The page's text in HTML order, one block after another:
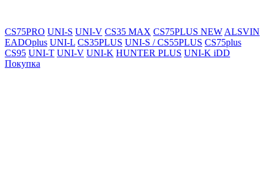
CS75PRO UNI-S UNI-V CS35 MAX CS75PLUS NEW ALSVIN
EADOplus UNI-L CS35PLUS UNI-S / CS55PLUS CS75plus
CS95 UNI-T UNI-V UNI-K HUNTER PLUS UNI-K iDD
Покупка